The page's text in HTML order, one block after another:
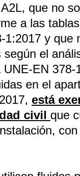
que no
a las
y que
el
EN
en el
está
civil que